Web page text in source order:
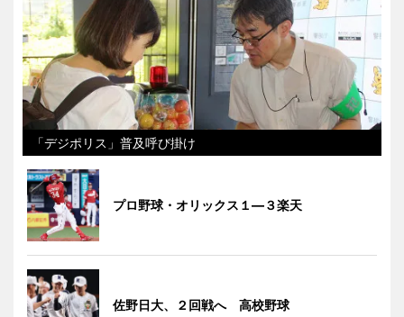
「デジポリス」普及呼び掛け
プロ野球・オリックス１―３楽天
佐野日大、２回戦へ 高校野球